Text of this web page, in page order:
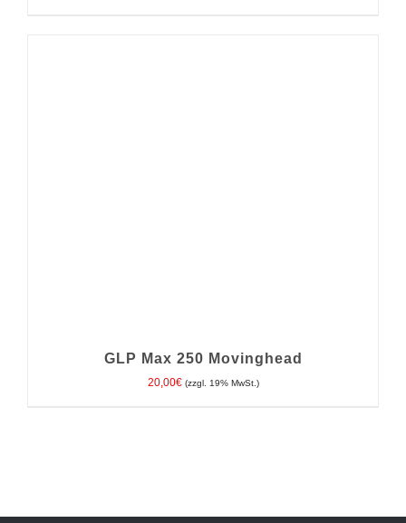
GLP Max 250 Movinghead
20,00€ (zzgl. 19% MwSt.)